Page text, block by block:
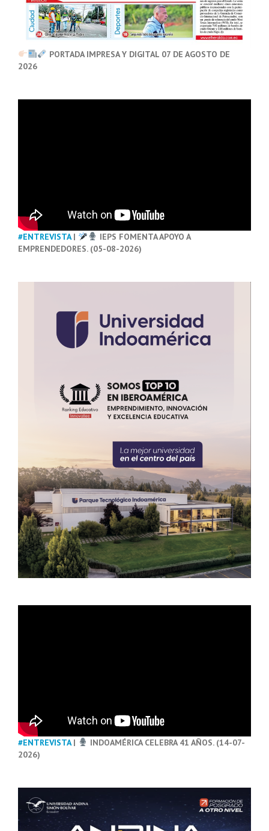
PORTADA IMPRESA Y DIGITAL 07 DE AGOSTO DE
2026
#ENTREVISTA|
IEPS FOMENTA APOYO A
EMPRENDEDORES. (05-08-2026)
#ENTREVISTA|
INDOAMÉRICA CELEBRA 41 AÑOS. (14-07-
2026)